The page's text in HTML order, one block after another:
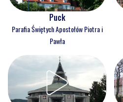
Puck
Parafia Świętych Apostołów Piotra i
Pawła